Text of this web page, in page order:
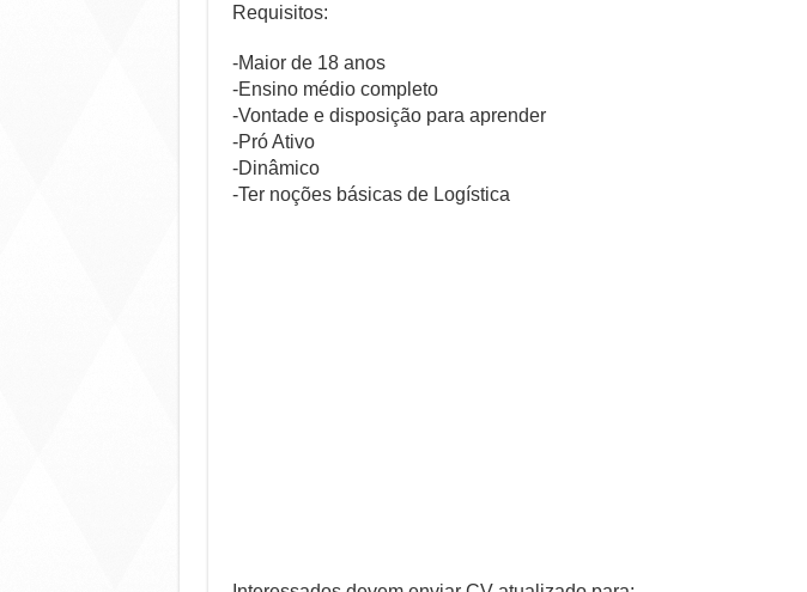
Requisitos:
-Maior de 18 anos
-Ensino médio completo
-Vontade e disposição para aprender
-Pró Ativo
-Dinâmico
-Ter noções básicas de Logística